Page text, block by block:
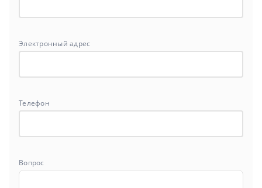
Электронный адрес
Телефон
Вопрос